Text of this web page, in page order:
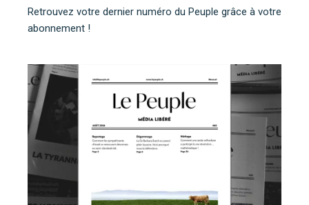
Retrouvez votre dernier numéro du Peuple grâce à votre
abonnement !